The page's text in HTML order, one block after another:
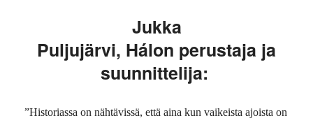
Jukka
Puljujärvi, Hálon perustaja ja
suunnittelija:
”Historiassa on nähtävissä, että aina kun vaikeista ajoista on